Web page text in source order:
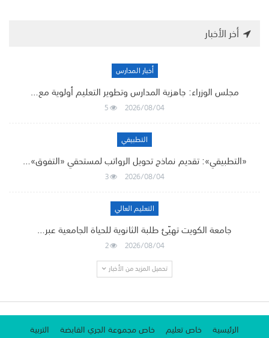
أخر الأخبار
أخبار المدارس
مجلس الوزراء: جاهزية المدارس وتطوير التعليم أولوية مع…
2026/08/04
5
التطبيقي
«التطبيقي»: تقديم نماذج تحويل الرواتب لمستحقي «التفوق»…
2026/08/04
3
التعليم العالي
جامعة الكويت تهيّئ طلبة الثانوية للحياة الجامعية عبر…
2026/08/04
2
تحميل المزيد من الأخبار
الرئيسية خاص تعليم خاص مجموعة الجري القابضة التربية